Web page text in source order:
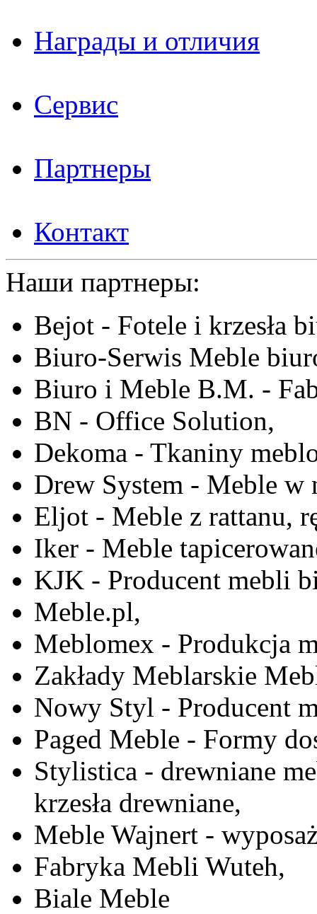
Награды и отличия
Сервис
Партнеры
Контакт
Наши партнеры:
Bejot - Fotele i krzesła
Biuro-Serwis Meble
Biuro i Meble B.M. -
BN - Office Solution,
Dekoma - Tkaniny
Drew System - Meble w
Eljot - Meble z rattanu,
Iker - Meble
KJK - Producent mebli
Meble.pl,
Meblomex - Produkcja
Zakłady Meblarskie
Nowy Styl - Producent
Paged Meble - Formy
Stylistica - drewniane
krzesła drewniane,
Meble Wajnert -
Fabryka Mebli Wuteh,
Biale Meble